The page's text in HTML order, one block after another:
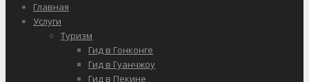
Главная
Услуги
Туризм
Гид в Гонконге
Гид в Гуанчжоу
Гид в Пекине